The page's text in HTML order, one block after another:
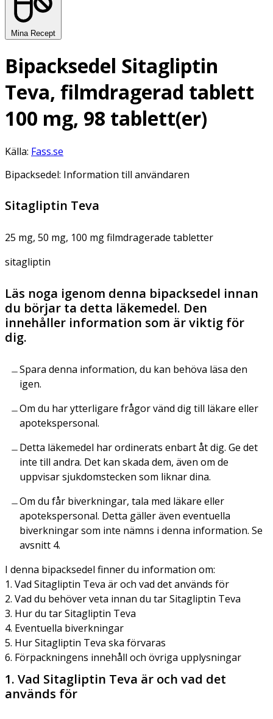
Mina Recept
Bipacksedel Sitagliptin
Teva, filmdragerad tablett
100 mg, 98 tablett(er)
Källa: Fass.se
Bipacksedel: Information till användaren
Sitagliptin Teva
25 mg, 50 mg, 100 mg filmdragerade tabletter
sitagliptin
Läs noga igenom denna bipacksedel innan
du börjar ta detta läkemedel. Den
innehåller information som är viktig för
dig.
Spara denna information, du kan behöva läsa den
igen.
Om du har ytterligare frågor vänd dig till läkare eller
apotekspersonal.
Detta läkemedel har ordinerats enbart åt dig. Ge det
inte till andra. Det kan skada dem, även om de
uppvisar sjukdomstecken som liknar dina.
Om du får biverkningar, tala med läkare eller
apotekspersonal. Detta gäller även eventuella
biverkningar som inte nämns i denna information. Se
avsnitt 4.
I denna bipacksedel finner du information om:
1. Vad Sitagliptin Teva är och vad det används för
2. Vad du behöver veta innan du tar Sitagliptin Teva
3. Hur du tar Sitagliptin Teva
4. Eventuella biverkningar
5. Hur Sitagliptin Teva ska förvaras
6. Förpackningens innehåll och övriga upplysningar
1. Vad Sitagliptin Teva är och vad det
används för